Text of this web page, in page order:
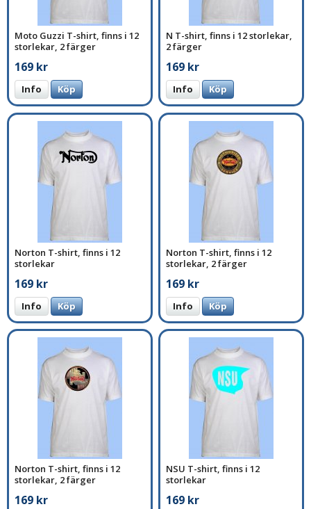
Moto Guzzi T-shirt, finns i 12
storlekar, 2 färger
169 kr
Info Köp
N T-shirt, finns i 12 storlekar,
2 färger
169 kr
Info Köp
Norton T-shirt, finns i 12
storlekar
169 kr
Info Köp
Norton T-shirt, finns i 12
storlekar, 2 färger
169 kr
Info Köp
Norton T-shirt, finns i 12
storlekar, 2 färger
169 kr
NSU T-shirt, finns i 12
storlekar
169 kr